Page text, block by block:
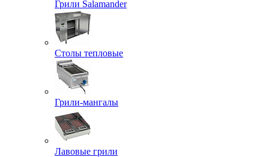
Грили Salamander
Столы тепловые
Грили-мангалы
Лавовые грили